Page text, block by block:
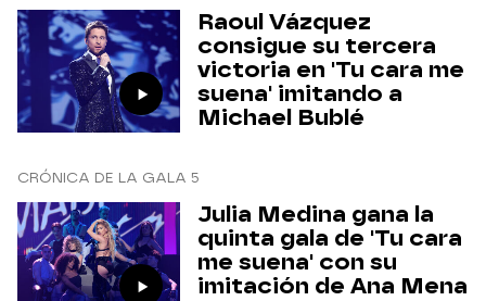
Raoul Vázquez
consigue su tercera
victoria en 'Tu cara me
suena' imitando a
Michael Bublé
CRÓNICA DE LA GALA 5
Julia Medina gana la
quinta gala de 'Tu cara
me suena' con su
imitación de Ana Mena